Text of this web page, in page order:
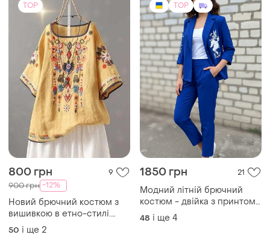
TOP
800 грн 9
900 грн -12%
Новий брючний костюм з
вишивкою в етно-стилі.
льон, бавовна
50 і ще 2
TOP
1850 грн 21
Модний літній брючний
костюм - двійка з принтом.
жакет без підклада.
48 і ще 4